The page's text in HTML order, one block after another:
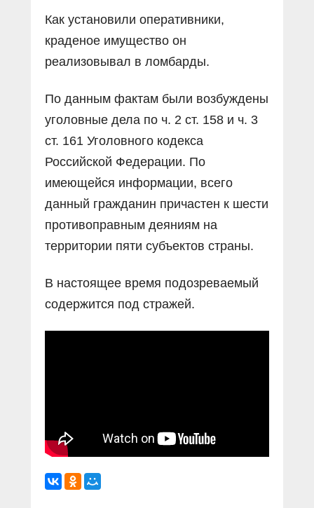
Как установили оперативники,
краденое имущество он
реализовывал в ломбарды.
По данным фактам были возбуждены
уголовные дела по ч. 2 ст. 158 и ч. 3
ст. 161 Уголовного кодекса
Российской Федерации. По
имеющейся информации, всего
данный гражданин причастен к шести
противоправным деяниям на
территории пяти субъектов страны.
В настоящее время подозреваемый
содержится под стражей.